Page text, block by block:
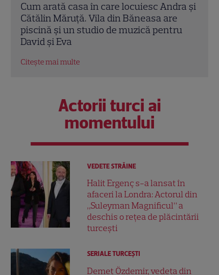
Unde au fugit vedetele în vacanță.
Andra, Corina Caragea, Flavia Mihășan și
Lavinia Petrea și-au încântat fanii cu
imagini spectaculoase
Citește mai multe
Actorii turci ai
momentului
VEDETE STRĂINE
Halit Ergenç s-a lansat în
afaceri la Londra: Actorul din
„Suleyman Magnificul” a
deschis o rețea de plăcintării
turcești
SERIALE TURCEŞTI
Demet Özdemir, vedeta din